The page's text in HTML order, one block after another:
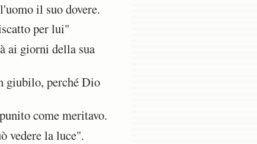
il suo dovere.
per lui"
ai giorni della sua
giubilo, perché Dio
come meritavo.
vedere la luce".